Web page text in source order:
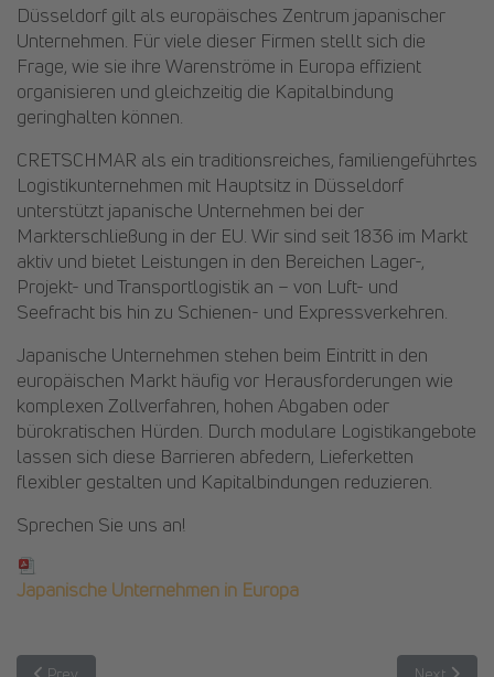
Düsseldorf gilt als europäisches Zentrum japanischer
Unternehmen. Für viele dieser Firmen stellt sich die
Frage, wie sie ihre Warenströme in Europa effizient
organisieren und gleichzeitig die Kapitalbindung
geringhalten können.
CRETSCHMAR als ein traditionsreiches, familiengeführtes
Logistikunternehmen mit Hauptsitz in Düsseldorf
unterstützt japanische Unternehmen bei der
Markterschließung in der EU. Wir sind seit 1836 im Markt
aktiv und bietet Leistungen in den Bereichen Lager-,
Projekt- und Transportlogistik an – von Luft- und
Seefracht bis hin zu Schienen- und Expressverkehren.
Japanische Unternehmen stehen beim Eintritt in den
europäischen Markt häufig vor Herausforderungen wie
komplexen Zollverfahren, hohen Abgaben oder
bürokratischen Hürden. Durch modulare Logistikangebote
lassen sich diese Barrieren abfedern, Lieferketten
flexibler gestalten und Kapitalbindungen reduzieren.
Sprechen Sie uns an!
Japanische Unternehmen in Europa
Previous article: Von der Lagerhalle ins Leitstand-Büro – 10 Jahre
Prev Next
Next